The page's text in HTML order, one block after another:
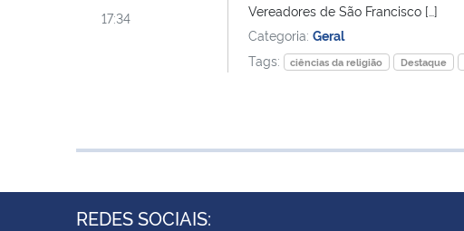
17:34
Vereadores de São Francisco […]
Categoria: Geral
Tags:
ciências da religião Destaque
REDES SOCIAIS: